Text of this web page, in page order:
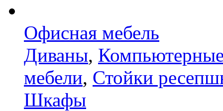
Офисная мебель
Диваны,
мебели, Стойки
Шкафы